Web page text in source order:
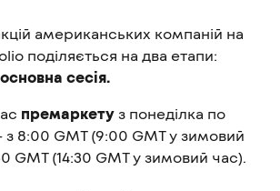
американських компаній на
поділяється на два етапи:
сесія.
премаркету з понеділка по
8:00 GMT (9:00 GMT у зимовий
GMT (14:30 GMT у зимовий час).